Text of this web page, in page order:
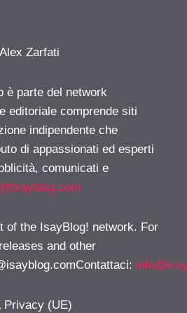
Zarfati
è parte del network
editoriale comprende siti
indipendente che
di appassionati ed esperti
comunicati e
of the IsayBlog! network. For
and other
:
Privacy (UE)